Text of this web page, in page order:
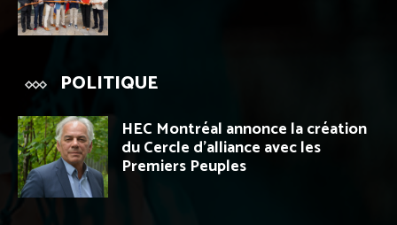
POLITIQUE
HEC Montréal annonce la création
du Cercle d’alliance avec les
Premiers Peuples